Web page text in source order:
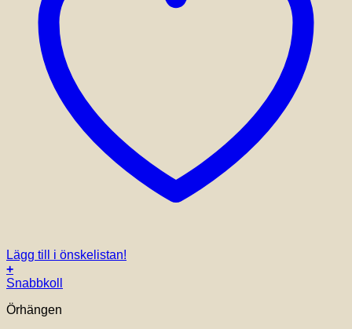
Lägg till i önskelistan!
+
Snabbkoll
Örhängen